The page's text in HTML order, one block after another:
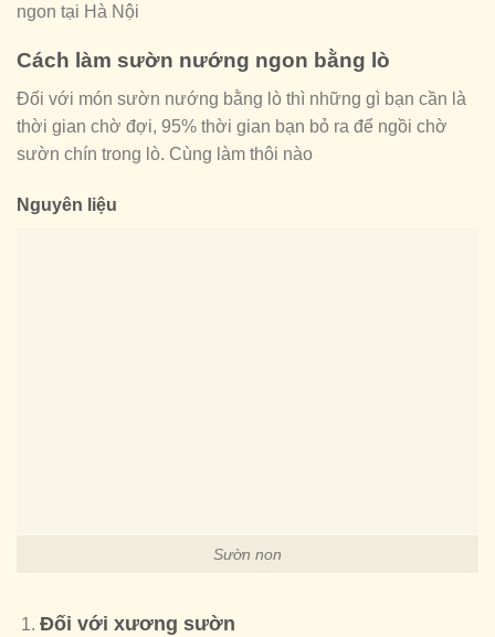
ngon tại Hà Nội
Cách làm sườn nướng ngon bằng lò
Đối với món sườn nướng bằng lò thì những gì bạn cần là
thời gian chờ đợi, 95% thời gian bạn bỏ ra để ngồi chờ
sườn chín trong lò. Cùng làm thôi nào
Nguyên liệu
Sườn non
Đối với xương sườn